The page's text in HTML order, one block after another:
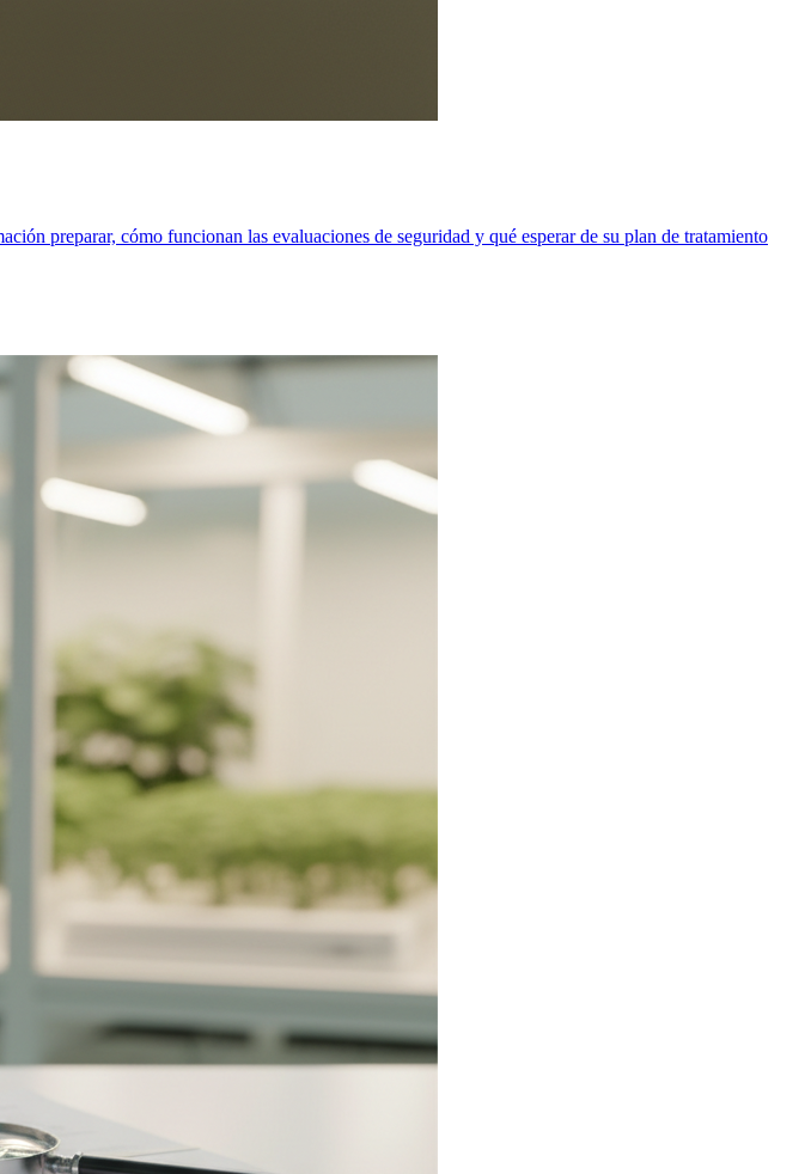
preparar, cómo funcionan las evaluaciones de seguridad y qué esperar de su plan de tratamiento